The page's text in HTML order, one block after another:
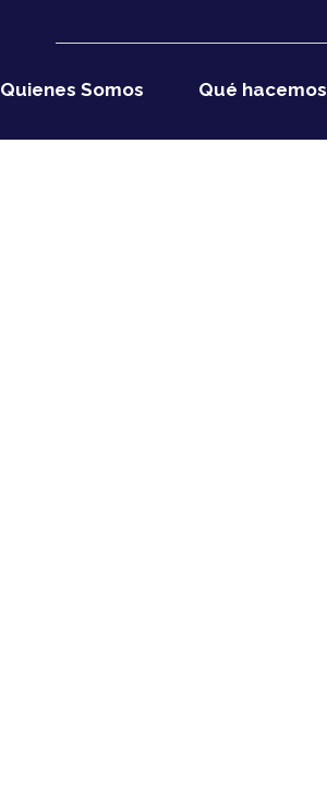
Quienes Somos Qué hacemos